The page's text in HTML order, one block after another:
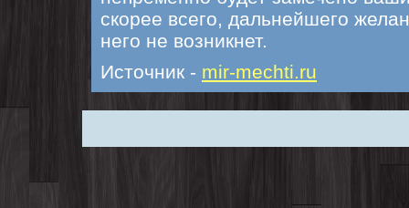
скорее всего, дальнейшего
него не возникнет.
Источник - mir-mechti.ru